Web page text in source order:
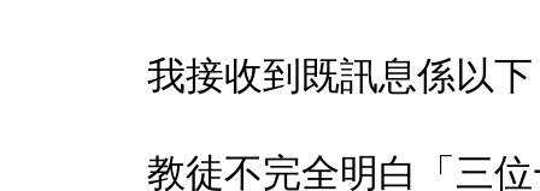
我接收到既訊息係以
教徒不完全明白「三